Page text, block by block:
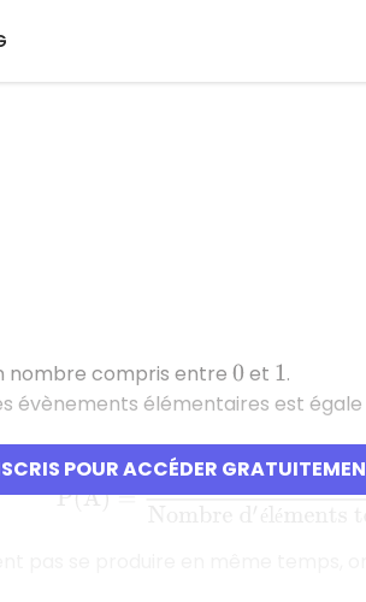
POUR ACCÉDER
nombre compris entre 0et 1 .
évènements élémentaires est égale
é
é
P( A )=Nombre d′é léments deAN